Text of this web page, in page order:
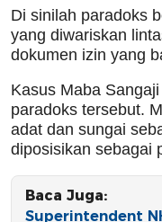
Di sinilah paradoks
yang diwariskan
dokumen izin yang
Kasus Maba
paradoks tersebut.
adat dan sungai
diposisikan sebagai
Baca Juga:
Superintendent